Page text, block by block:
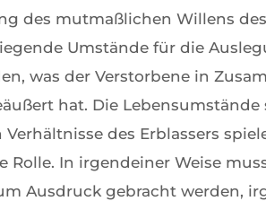
des mutmaßlichen Willens
Umstände für die
was der Verstorbene in
hat. Die
des Erblassers
Rolle. In irgendeiner Weise
Ausdruck gebracht werden,